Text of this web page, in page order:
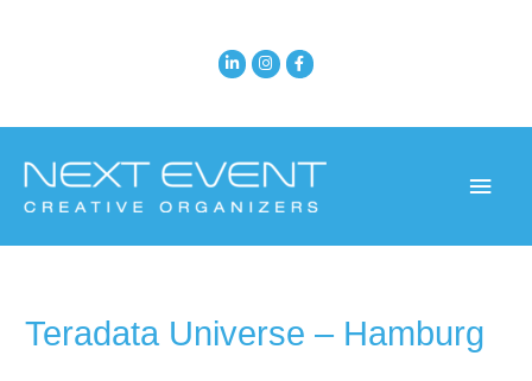
Teradata Universe – Hamburg